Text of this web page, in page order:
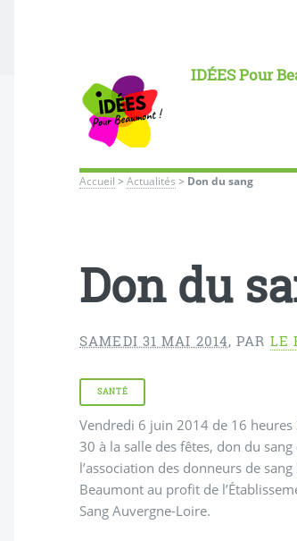
IDÉES Pour
Accueil >Actualités > Don du sang
Don du
SAMEDI 31 MAI 2014,PAR LE
SANTÉ
Vendredi 6 juin 2014 de 16 heures
30 à la salle des fêtes, don du
l’association des donneurs de
Beaumont au profit de
Sang Auvergne-Loire.